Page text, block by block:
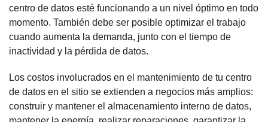
centro de datos esté funcionando a un nivel óptimo en todo
momento. También debe ser posible optimizar el trabajo
cuando aumenta la demanda, junto con el tiempo de
inactividad y la pérdida de datos.
Los costos involucrados en el mantenimiento de tu centro
de datos en el sitio se extienden a negocios más amplios:
construir y mantener el almacenamiento interno de datos,